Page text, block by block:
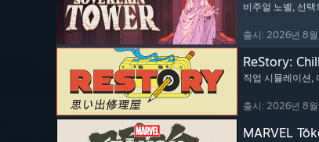
비주얼 노벨, 선택
출시: 2026년 8월
ReStory:
직업 시뮬레이션 ,
출시: 2026년 8월
MARVEL